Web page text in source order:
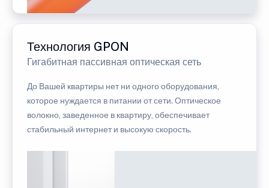
Технология GPON
Гигабитная пассивная оптическая сеть
До Вашей квартиры нет ни одного оборудования,
которое нуждается в питании от сети. Оптическое
волокно, заведенное в квартиру, обеспечивает
стабильный интернет и высокую скорость.